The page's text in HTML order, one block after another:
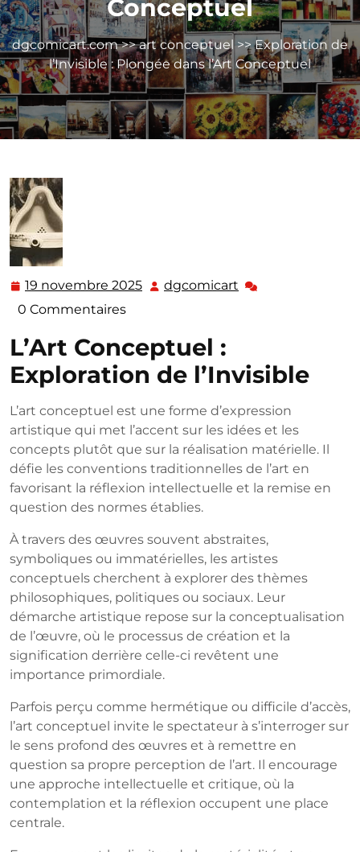
Conceptuel
dgcomicart.com>>art conceptuel >> Exploration de
l’Invisible : Plongée dans l’Art Conceptuel
19 novembre 2025 19 dgcomicart dgcomicart
0 Commentaires
L’Art Conceptuel :
Exploration de l’Invisible
L’art conceptuel est une forme d’expression
artistique qui met l’accent sur les idées et les
concepts plutôt que sur la réalisation matérielle. Il
défie les conventions traditionnelles de l’art en
favorisant la réflexion intellectuelle et la remise en
question des normes établies.
À travers des œuvres souvent abstraites,
symboliques ou immatérielles, les artistes
conceptuels cherchent à explorer des thèmes
philosophiques, politiques ou sociaux. Leur
démarche artistique repose sur la conceptualisation
de l’œuvre, où le processus de création et la
signification derrière celle-ci revêtent une
importance primordiale.
Parfois perçu comme hermétique ou difficile d’accès,
l’art conceptuel invite le spectateur à s’interroger sur
le sens profond des œuvres et à remettre en
question sa propre perception de l’art. Il encourage
une approche intellectuelle et critique, où la
contemplation et la réflexion occupent une place
centrale.